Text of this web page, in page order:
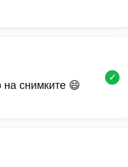
снимките 😄
✓